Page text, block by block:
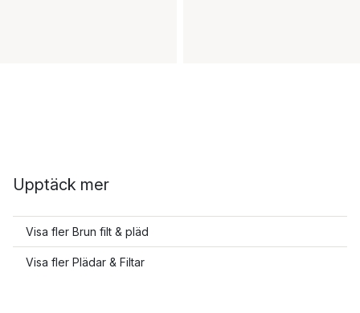
Upptäck mer
Visa fler Brun filt & pläd
Visa fler Plädar & Filtar